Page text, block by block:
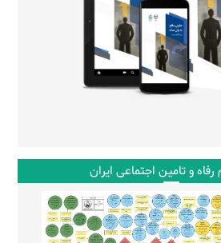
و تامین اجتماعی ایران